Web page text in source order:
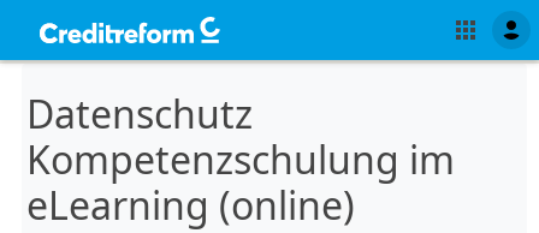
Datenschutz
Kompetenzschulung im
eLearning (online)